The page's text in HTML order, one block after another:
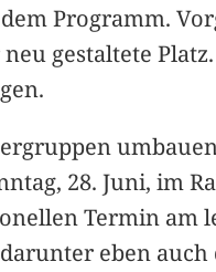
Programm.
gestaltete
28. Juni, im
Termin am
eben auch